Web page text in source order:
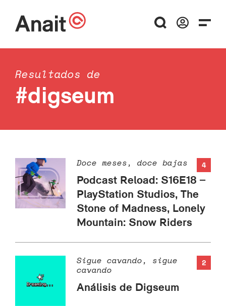
Resultados de
#digseum
4
Doce meses, doce bajas
Podcast Reload: S16E18 –
PlayStation Studios, The
Stone of Madness, Lonely
Mountain: Snow Riders
2
Sigue cavando, sigue
cavando
Análisis de Digseum